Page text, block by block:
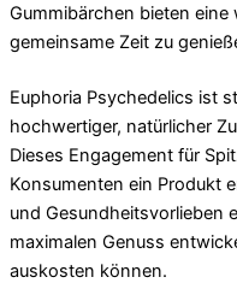
Gummibärchen bieten
gemeinsame Zeit zu
Euphoria Psychedelics ist
hochwertiger, natürlicher
Dieses Engagement für
Konsumenten ein Produkt
und Gesundheitsvorlieben
maximalen Genuss
auskosten können.